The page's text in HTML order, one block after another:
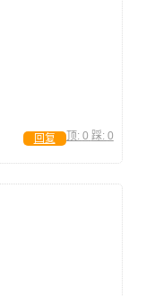
顶: 0 踩: 0
回复